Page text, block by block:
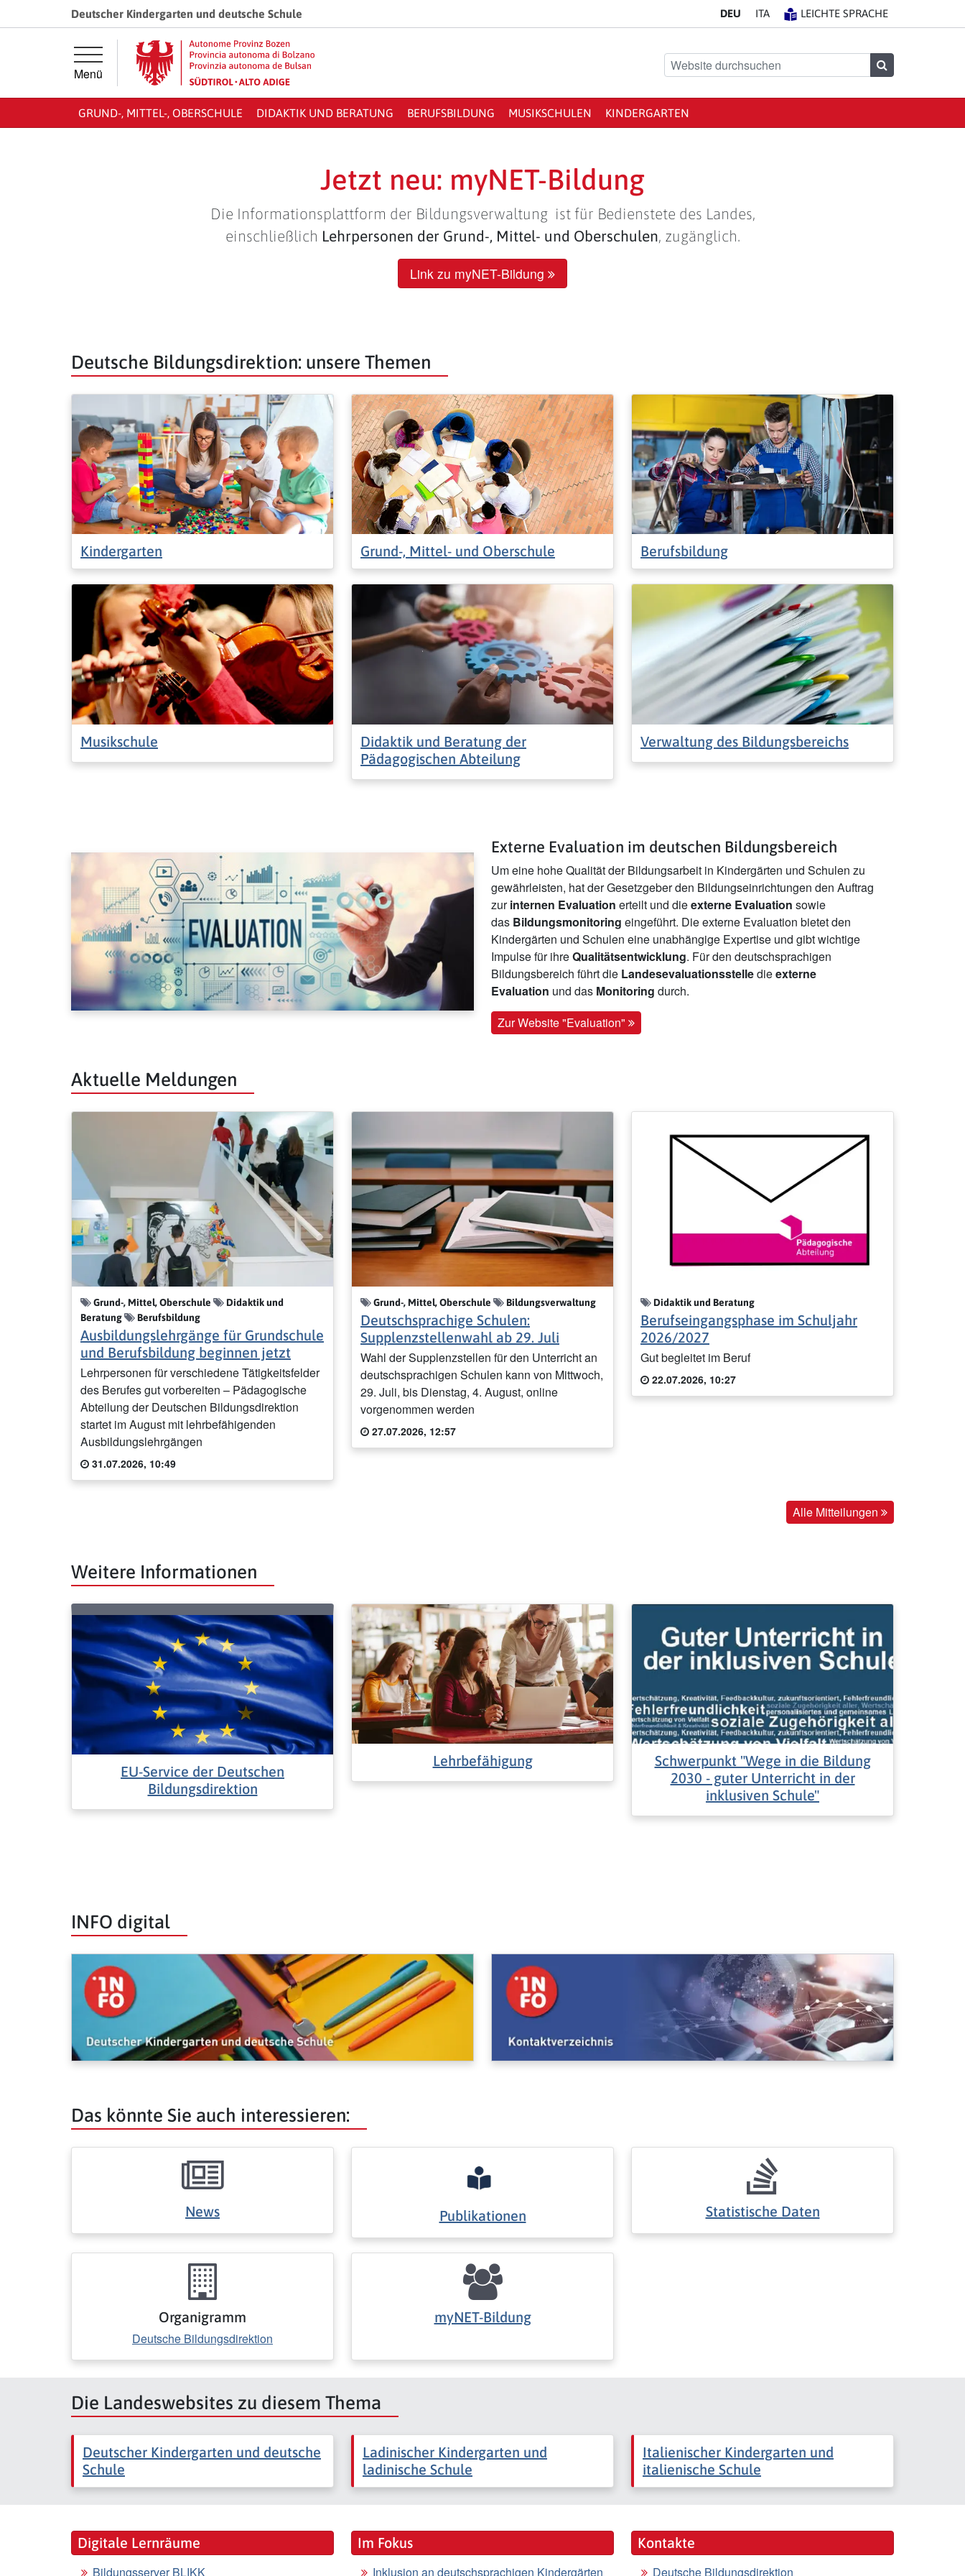
Springe direkt zur Hauptnavigation
Springe direkt zum InhaltDeutscher Kindergarten und deutsche Schule DEU ITA LEICHTE SPRACHE
Menü
Website durchsuchen
GRUND-, MITTEL-, OBERSCHULE DIDAKTIK UND BERATUNG BERUFSBILDUNG MUSIKSCHULEN KINDERGARTEN
Jetzt neu: myNET-Bildung
Die Informationsplattform der Bildungsverwaltung ist für Bedienstete des Landes,
einschließlich Lehrpersonen der Grund-, Mittel- und Oberschulen, zugänglich.
Link zu myNET-Bildung
Deutsche Bildungsdirektion: unsere Themen
Kindergarten Grund-, Mittel- und Oberschule Berufsbildung
Musikschule
Didaktik und Beratung der
Pädagogischen Abteilung
Verwaltung des Bildungsbereichs
Externe Evaluation im deutschen Bildungsbereich
Um eine hohe Qualität der Bildungsarbeit in Kindergärten und Schulen zu
gewährleisten, hat der Gesetzgeber den Bildungseinrichtungen den Auftrag
zurinternen Evaluation erteilt und dieexterne Evaluation sowie
das Bildungsmonitoring eingeführt. Die externe Evaluation bietet den
Kindergärten und Schulen eine unabhängige Expertise und gibt wichtige
Impulse für ihreQualitätsentwicklung. Für den deutschsprachigen
Bildungsbereich führt die Landesevaluationsstelledieexterne
Evaluation und das Monitoring durch.
Zur Website "Evaluation"
Aktuelle Meldungen
Grund-, Mittel, Oberschule
Didaktik und
Beratung
Berufsbildung
Ausbildungslehrgänge für Grundschule
und Berufsbildung beginnen jetzt
Lehrpersonen für verschiedene Tätigkeitsfelder
des Berufes gut vorbereiten – Pädagogische
Abteilung der Deutschen Bildungsdirektion
startet im August mit lehrbefähigenden
Ausbildungslehrgängen
31.07.2026, 10:49
Grund-, Mittel, Oberschule Bildungsverwaltung
Deutschsprachige Schulen:
Supplenzstellenwahl ab 29. Juli
Wahl der Supplenzstellen für den Unterricht an
deutschsprachigen Schulen kann von Mittwoch,
29. Juli, bis Dienstag, 4. August, online
vorgenommen werden
27.07.2026, 12:57
Didaktik und Beratung
Berufseingangsphase im Schuljahr
2026/2027
Gut begleitet im Beruf
22.07.2026, 10:27
Alle Mitteilungen
Weitere Informationen
EU-Service der Deutschen
Bildungsdirektion
Lehrbefähigung
Schwerpunkt "Wege in die Bildung
2030 - guter Unterricht in der
inklusiven Schule"
INFO digital
Das könnte Sie auch interessieren:
News Publikationen Statistische Daten
Organigramm
Deutsche Bildungsdirektion
myNET-Bildung
Die Landeswebsites zu diesem Thema
Deutscher Kindergarten und deutsche
Schule
Ladinischer Kindergarten und
ladinische Schule
Italienischer Kindergarten und
italienische Schule
Digitale Lernräume
Bildungsserver BLIKK
Im Fokus
Inklusion an deutschsprachigen Kindergärten
Kontakte
Deutsche Bildungsdirektion